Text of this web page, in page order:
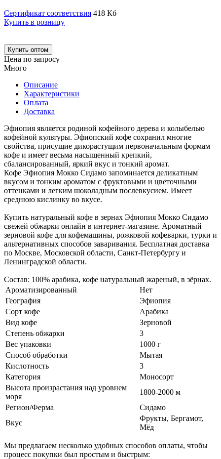
Сертификат соответствия 418 Кб
Купить в розницу
Купить оптом
Цена по запросу
Много
Описание
Характеристики
Оплата
Доставка
Эфиопия является родиной кофейного дерева и колыбелью
кофейной культуры. Эфиопский кофе сохранил многие
свойства, присущие дикорастущим первоначальным формам
кофе и имеет весьма насыщенный крепкий,
сбалансированный, яркий вкус и тонкий аромат.
Кофе Эфиопия Мокко Сидамо запоминается деликатным
вкусом и тонким ароматом с фруктовыми и цветочными
оттенками и легким шоколадным послевкусием. Имеет
среднюю кислинку во вкусе.
Купить натуральный кофе в зернах Эфиопия Мокко Сидамо
свежей обжарки онлайн в интернет-магазине. Ароматный
зерновой кофе для кофемашины, рожковой кофеварки, турки и
альтернативных способов заваривания. Бесплатная доставка
по Москве, Московской области, Санкт-Петербургу и
Ленинградской области.
Состав: 100% арабика, кофе натуральный жареный, в зёрнах.
Ароматизированный
Нет
География
Эфиопия
Сорт кофе
Арабика
Вид кофе
Зерновой
Степень обжарки
3
Вес упаковки
1000 г
Способ обработки
Мытая
Кислотность
3
Категория
Моносорт
Высота произрастания над уровнем
моря
1800-2000 м
Регион/Ферма
Сидамо
Вкус
Фрукты, Бергамот,
Мёд
Мы предлагаем несколько удобных способов оплаты, чтобы
процесс покупки был простым и быстрым: